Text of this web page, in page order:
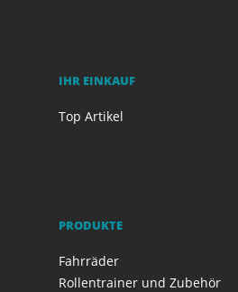
IHR EINKAUF
Top Artikel
PRODUKTE
Fahrräder
Rollentrainer und Zubehör